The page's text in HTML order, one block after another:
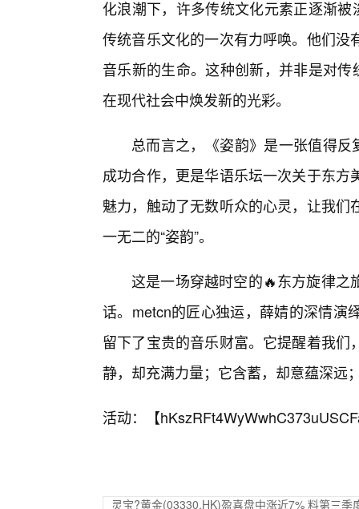
化浪潮下，许多传统文化元素正逐渐
传统音乐文化的一次有力呼唤。他们
音乐新的生命。这种创新，并非是对
在现代社会中焕发新的光彩。
总而言之，《姿韵》是一张值得
成功合作，更是华语乐坛一次关于东
魅力，触动了无数听众的心灵，让我
一无二的“姿韵”。
这是一场穿越时空的🔥东方旋律之
话。metcn的匠心独运，薛婧的深情演
留下了宝贵的音乐财富。它提醒着我
静，却充满力量；它含蓄，却意蕴深远
活动：【
灵宝?黄金(03330.HK)盈喜盘中涨近7% 料第三季